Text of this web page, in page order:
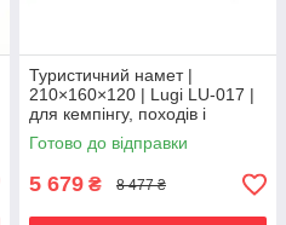
Туристичний намет |
210×160×120 | Lugi LU-017 |
для кемпінгу, походів і
відпочинку на природі
Готово до відправки
5 679 ₴ 8 477 ₴